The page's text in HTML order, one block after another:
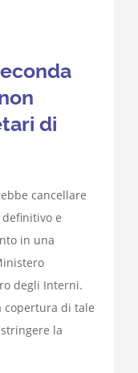
di
cancellare
e
in una
degli Interni.
copertura di tale
la